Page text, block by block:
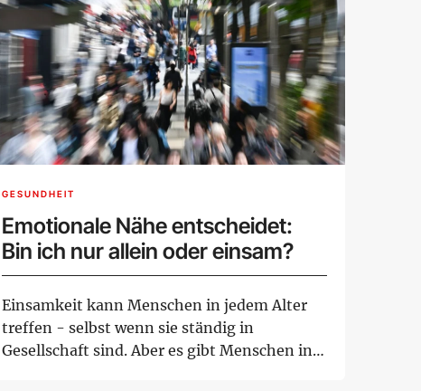
GESUNDHEIT
Emotionale Nähe entscheidet:
Bin ich nur allein oder einsam?
Einsamkeit kann Menschen in jedem Alter
treffen - selbst wenn sie ständig in
Gesellschaft sind. Aber es gibt Menschen in